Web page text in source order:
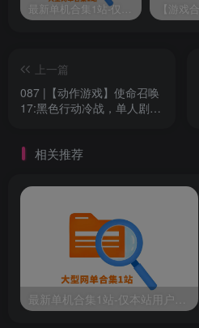
最新单机合集1站-仅本站用户可下载（直链满速下载）
上一篇
087 |【动作游戏】使命召唤
17:黑色行动冷战，单人剧情
相关推荐